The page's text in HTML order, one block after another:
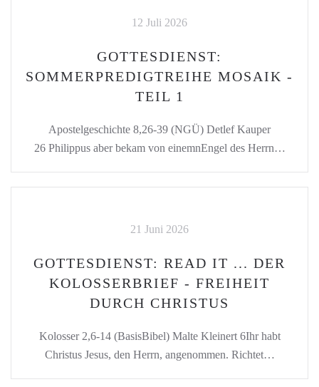
12 Juli 2026
GOTTESDIENST:
SOMMERPREDIGTREIHE MOSAIK -
TEIL 1
Apostelgeschichte 8,26-39 (NGÜ) Detlef Kauper
26 Philippus aber bekam von einemnEngel des Herrn…
21 Juni 2026
GOTTESDIENST: READ IT ... DER
KOLOSSERBRIEF - FREIHEIT
DURCH CHRISTUS
Kolosser 2,6-14 (BasisBibel) Malte Kleinert 6Ihr habt
Christus Jesus, den Herrn, angenommen. Richtet…